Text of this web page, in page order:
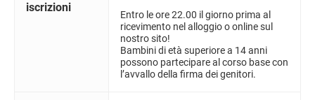
iscrizioni
Entro le ore 22.00 il giorno prima al
ricevimento nel alloggio o online sul
nostro sito!
Bambini di età superiore a 14 anni
possono partecipare al corso base con
l’avvallo della firma dei genitori.